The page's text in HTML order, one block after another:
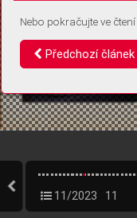
11/2023 11
Nebo pokračujte ve
Předchozí